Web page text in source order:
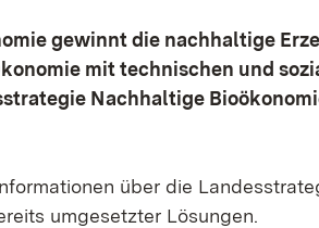
gewinnt die nachhaltige
mit technischen und
Nachhaltige
über die
umgesetzter Lösungen.